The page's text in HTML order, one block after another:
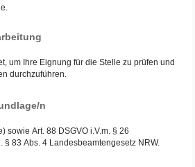
um Ihre Eignung für die Stelle zu prüfen und
durchzuführen.
n
sowie Art. 88 DSGVO i.V.m. § 26
§ 83 Abs. 4 Landesbeamtengesetz NRW.